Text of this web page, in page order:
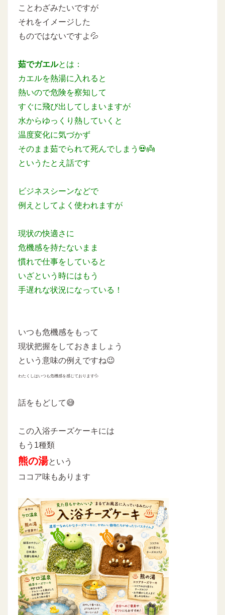
ことわざみたいですが
それをイメージした
ものではないですよ💦
茹でガエルとは：
カエルを熱湯に入れると
熱いので危険を察知して
すぐに飛び出してしまいますが
水からゆっくり熱していくと
温度変化に気づかず
そのまま茹でられて死んでしまう💀👼
というたとえ話です
ビジネスシーンなどで
例えとしてよく使われますが
現状の快適さに
危機感を持たないまま
慣れで仕事をしていると
いざという時にはもう
手遅れな状況になっている！
いつも危機感をもって
現状把握をしておきましょう
という意味の例えですね😉
わたくしはいつも危機感を感じております💦
話をもどして😅
この入浴チーズケーキには
もう1種類
熊の湯という
ココア味もあります